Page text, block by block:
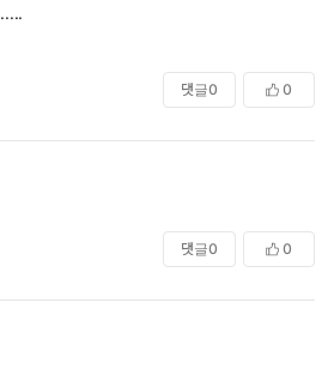
댓글0 0
댓글0 0